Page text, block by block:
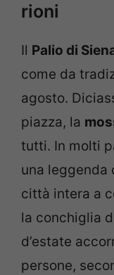
rioni
Il Palio di
come da
agosto.
piazza, la
tutti. In molti
una leggenda
città intera a
la conchiglia
d’estate
persone,